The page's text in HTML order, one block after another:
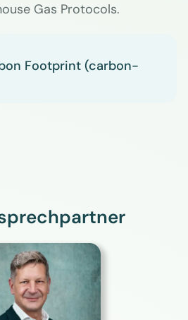
Gas Protocols.
Footprint (carbon-